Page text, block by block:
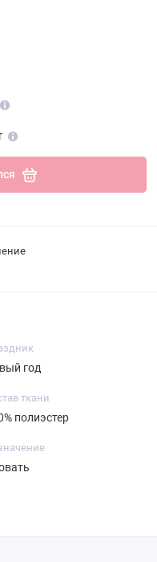
год
ткани
полиэстер